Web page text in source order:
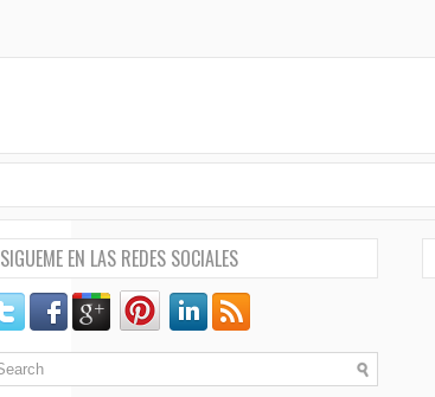
SIGUEME EN LAS REDES SOCIALES